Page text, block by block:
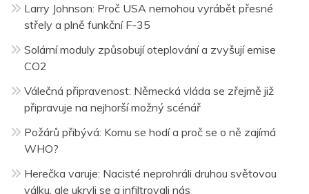
Larry Johnson: Proč USA nemohou vyrábět přesné
střely a plně funkční F-35
Solární moduly způsobují oteplování a zvyšují emise
CO2
Válečná připravenost: Německá vláda se zřejmě již
připravuje na nejhorší možný scénář
Požárů přibývá: Komu se hodí a proč se o ně zajímá
WHO?
Herečka varuje: Nacisté neprohráli druhou světovou
válku, ale ukryli se a infiltrovali nás